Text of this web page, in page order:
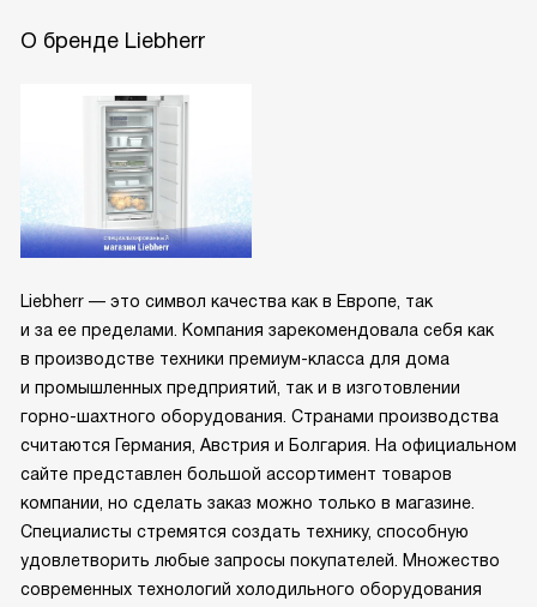
О бренде Liebherr
Liebherr — это символ качества как в Европе, так
и за ее пределами. Компания зарекомендовала себя как
в производстве техники премиум-класса для дома
и промышленных предприятий, так и в изготовлении
горно-шахтного оборудования. Странами производства
считаются Германия, Австрия и Болгария. На официальном
сайте представлен большой ассортимент товаров
компании, но сделать заказ можно только в магазине.
Специалисты стремятся создать технику, способную
удовлетворить любые запросы покупателей. Множество
современных технологий холодильного оборудования